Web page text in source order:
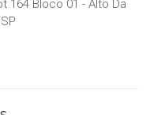
164 Bloco 01 - Alto Da
SP